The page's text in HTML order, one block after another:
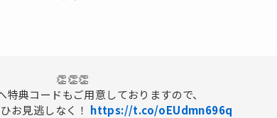
👏👏👏
特典コードもご用意しておりますので、
お見逃しなく！ https://t.co/oEUdmn696q